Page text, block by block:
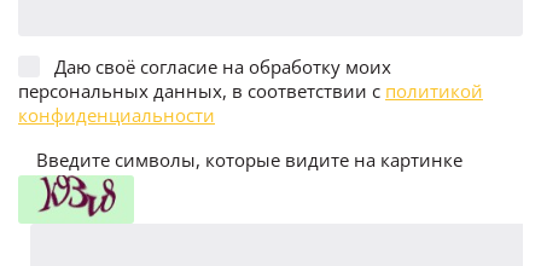
Даю своё согласие на обработку моих
персональных данных, в соответствии с политикой
конфиденциальности
Введите символы, которые видите на картинке